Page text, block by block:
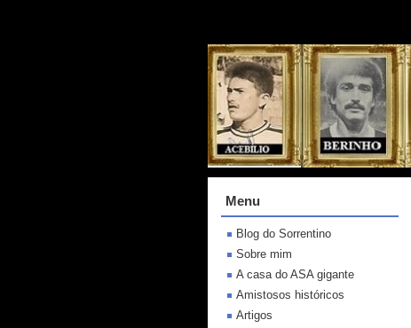
Menu
Blog do Sorrentino
Sobre mim
A casa do ASA gigante
Amistosos históricos
Artigos